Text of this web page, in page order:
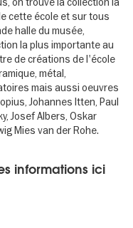
cette école et sur tous
halle du musée,
la plus importante au
de créations de l'école
métal,
mais aussi oeuvres
Johannes Itten, Paul
Josef Albers, Oskar
Mies van der Rohe.
informations ici